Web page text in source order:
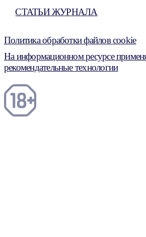
СТАТЬИ ЖУРНАЛА
Политика обработки файлов cookie
На информационном ресурсе
рекомендательные технологии